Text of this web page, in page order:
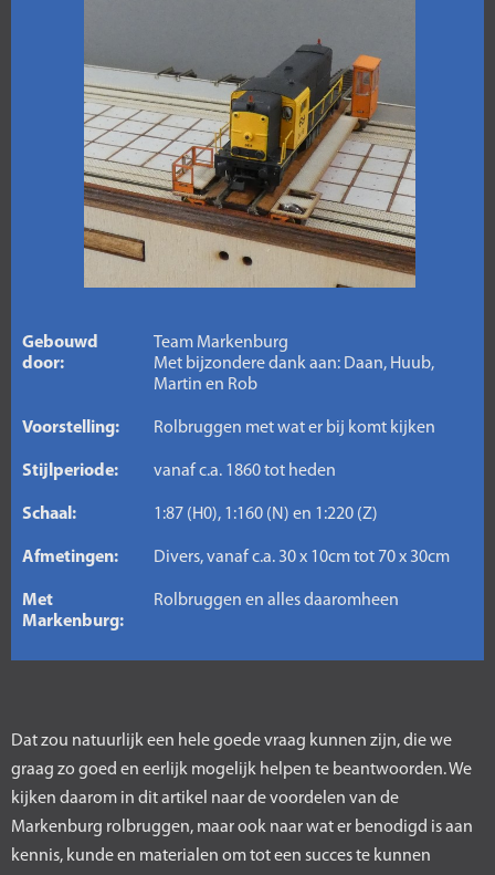
Gebouwd
door:
Team Markenburg
Met bijzondere dank aan: Daan, Huub,
Martin en Rob
Voorstelling: Rolbruggen met wat er bij komt kijken
Stijlperiode: vanaf c.a. 1860 tot heden
Schaal: 1:87 (H0), 1:160 (N) en 1:220 (Z)
Afmetingen: Divers, vanaf c.a. 30 x 10cm tot 70 x 30cm
Met
Markenburg:
Rolbruggen en alles daaromheen
Dat zou natuurlijk een hele goede vraag kunnen zijn, die we
graag zo goed en eerlijk mogelijk helpen te beantwoorden. We
kijken daarom in dit artikel naar de voordelen van de
Markenburg rolbruggen, maar ook naar wat er benodigd is aan
kennis, kunde en materialen om tot een succes te kunnen